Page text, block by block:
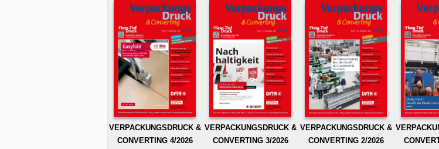
VERPACKUNGSDRUCK &
CONVERTING 4/2026
VERPACKUNGSDRUCK &
CONVERTING 3/2026
VERPACKUNGSDRUCK &
CONVERTING 2/2026